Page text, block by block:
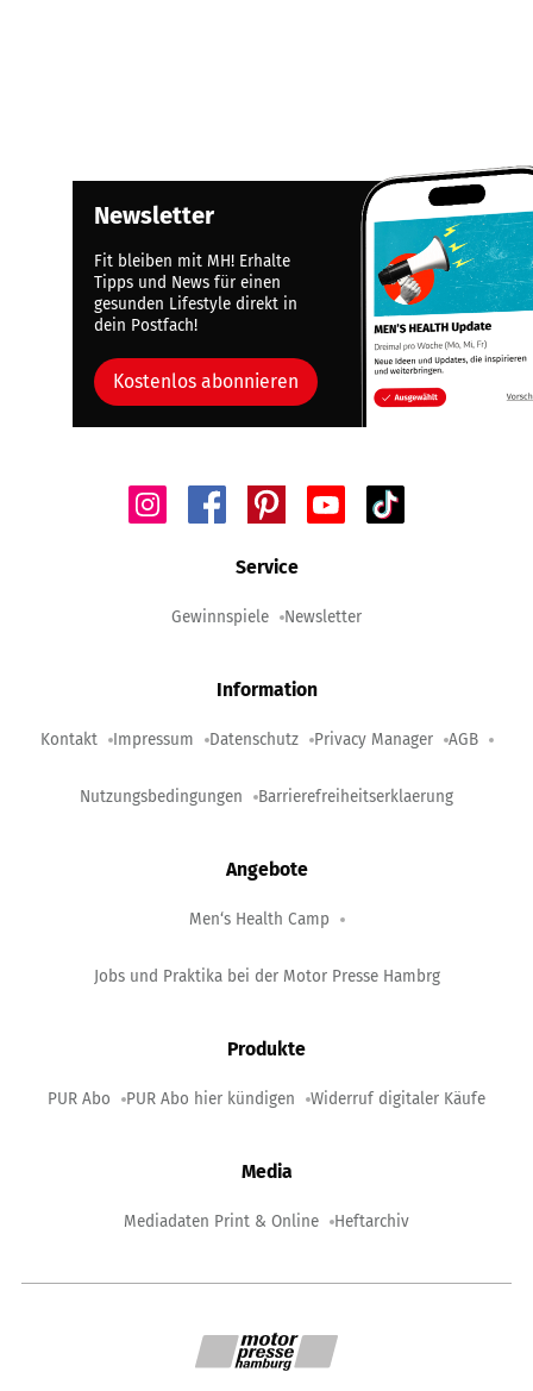
Newsletter
Fit bleiben mit MH! Erhalte
Tipps und News für einen
gesunden Lifestyle direkt in
dein Postfach!
Kostenlos abonnieren
Service
Gewinnspiele Newsletter
Information
Kontakt Impressum Datenschutz Privacy Manager AGB
Nutzungsbedingungen Barrierefreiheitserklaerung
Angebote
Men‘s Health Camp
Jobs und Praktika bei der Motor Presse Hambrg
Produkte
PUR Abo PUR Abo hier kündigen Widerruf digitaler Käufe
Media
Mediadaten Print & Online Heftarchiv